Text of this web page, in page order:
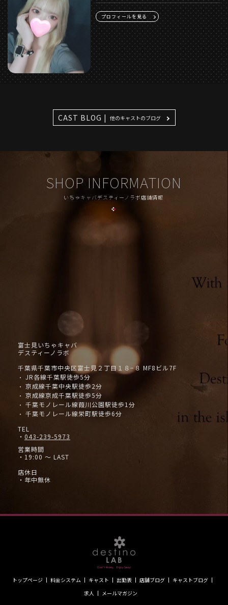
プロフィールを見る
CAST BLOG | 他のキャストのブログ
SHOP INFORMATION
いちゃキャバデスティーノラボ店舗情報
富士見いちゃキャバ
デスティーノラボ
千葉県千葉市中央区富士見２丁目１８−８ MF8ビル7F
・ JR各線千葉駅徒歩5分
・ 京成線千葉中央駅徒歩2分
・ 京成線京成千葉駅徒歩5分
・ 千葉モノレール線葭川公園駅徒歩1分
・ 千葉モノレール線栄町駅徒歩6分
TEL
・ 043-239-5973
営業時間
・19:00 ～ LAST
店休日
・年中無休
トップページ 料金システム キャスト 出勤表 店舗ブログ
キャストブログ
求人
メールマガジン